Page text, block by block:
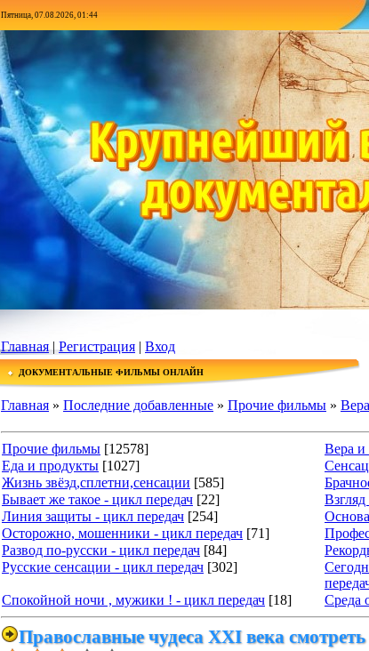
Пятница, 07.08.2026, 01:44
Главная|Регистрация | Вход
ДОКУМЕНТАЛЬНЫЕ ФИЛЬМЫ ОНЛАЙН
Главная » Последние добавленные » Прочие фильмы »
Прочие фильмы [12578] Вера и
Еда и продукты [1027]
Жизнь звёзд,сплетни,сенсации [585]
Бывает же такое - цикл передач [22]
Линия защиты - цикл передач [254]
Осторожно, мошенники - цикл передач [71]
Развод по-русски - цикл передач [84]
Русские сенсации - цикл передач [302]
Спокойной ночи , мужики ! - цикл передач [18] Среда
Православные чудеса XXI века